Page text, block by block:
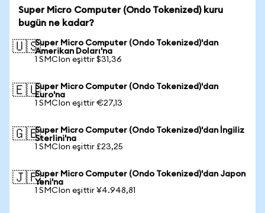
Super Micro Computer (Ondo Tokenized) kuru
bugün ne kadar?
🇺🇸Super Micro Computer (Ondo Tokenized)'dan
Amerikan Doları'na
1 SMCIon eşittir $31,36
🇪🇺Super Micro Computer (Ondo Tokenized)'dan
Euro'na
1 SMCIon eşittir €27,13
🇬🇧Super Micro Computer (Ondo Tokenized)'dan İngiliz
Sterlini'na
1 SMCIon eşittir £23,25
🇯🇵Super Micro Computer (Ondo Tokenized)'dan Japon
Yeni'na
1 SMCIon eşittir ¥4.948,81